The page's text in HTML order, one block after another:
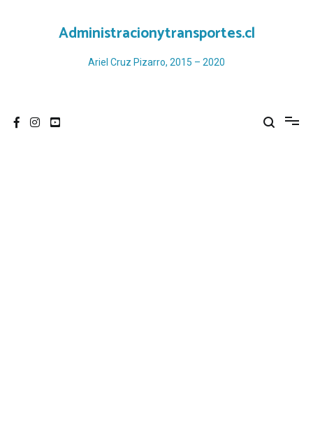
Administracionytransportes.cl
Ariel Cruz Pizarro, 2015 – 2020